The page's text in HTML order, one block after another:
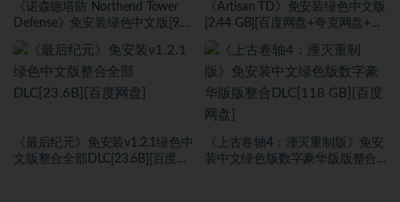
《诺森德塔防 Northend Tower
Defense》免安装绿色中文版[9.51
盘]
《Artisan TD》免安装绿色中文版
[2.44 GB][百度网盘+夸克网盘+迅
《最后纪元》免安装v1.2.1绿色中
文版整合全部DLC[23.6B][百度网
《上古卷轴4：湮灭重制版》免安
装中文绿色版数字豪华版版整合